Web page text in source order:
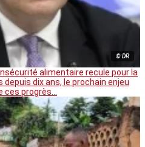
© DR
alimentaire recule pour la
depuis dix ans, le prochain enjeu
ces progrès…